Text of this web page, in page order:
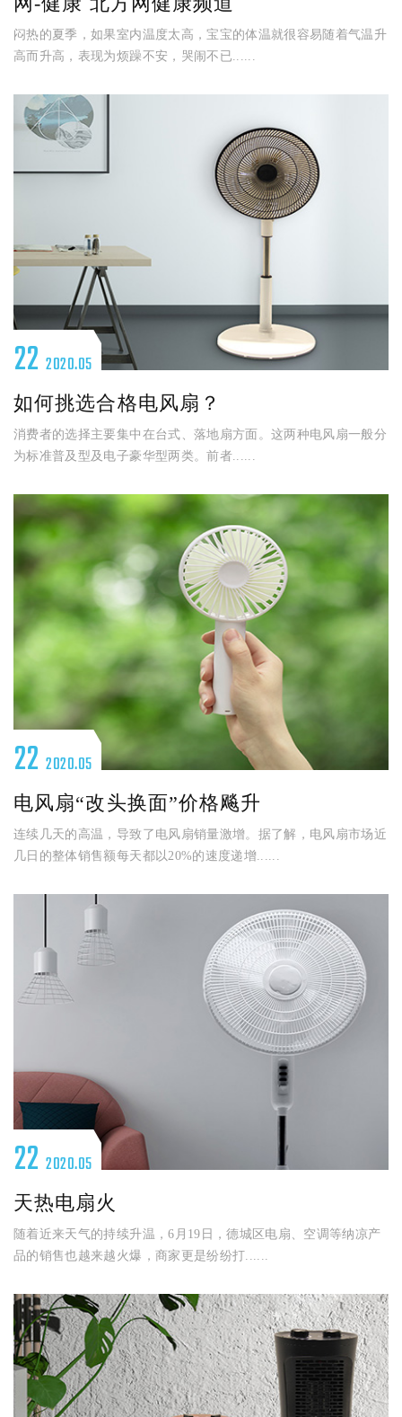
闷热的夏季，如果室内温度太高，宝宝的体温就很容易随着气温升
高而升高，表现为烦躁不安，哭闹不已......
22 2020.05
如何挑选合格电风扇？
消费者的选择主要集中在台式、落地扇方面。这两种电风扇一般分
为标准普及型及电子豪华型两类。前者......
22 2020.05
电风扇“改头换面”价格飚升
连续几天的高温，导致了电风扇销量激增。据了解，电风扇市场近
几日的整体销售额每天都以20%的速度递增......
22 2020.05
天热电扇火
随着近来天气的持续升温，6月19日，德城区电扇、空调等纳凉产
品的销售也越来越火爆，商家更是纷纷打......